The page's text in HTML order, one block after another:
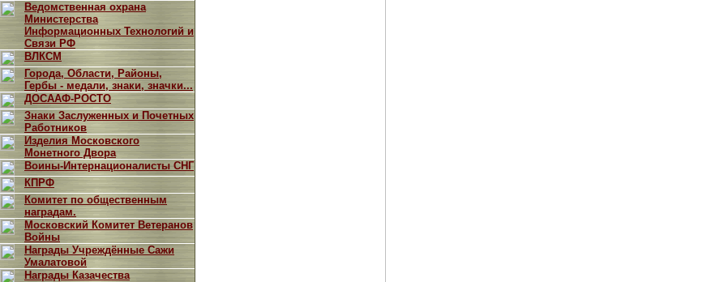
Ведомственная охрана
Министерства
Информационных Технологий и
Связи РФ
ВЛКСМ
Города, Области, Районы,
Гербы - медали, знаки, значки...
ДОСААФ-РОСТО
Знаки Заслуженных и Почетных
Работников
Изделия Московского
Монетного Двора
Воины-Интернационалисты СНГ
КПРФ
Комитет по общественным
наградам.
Московский Комитет Ветеранов
Войны
Награды Учреждённые Сажи
Умалатовой
Награды Казачества